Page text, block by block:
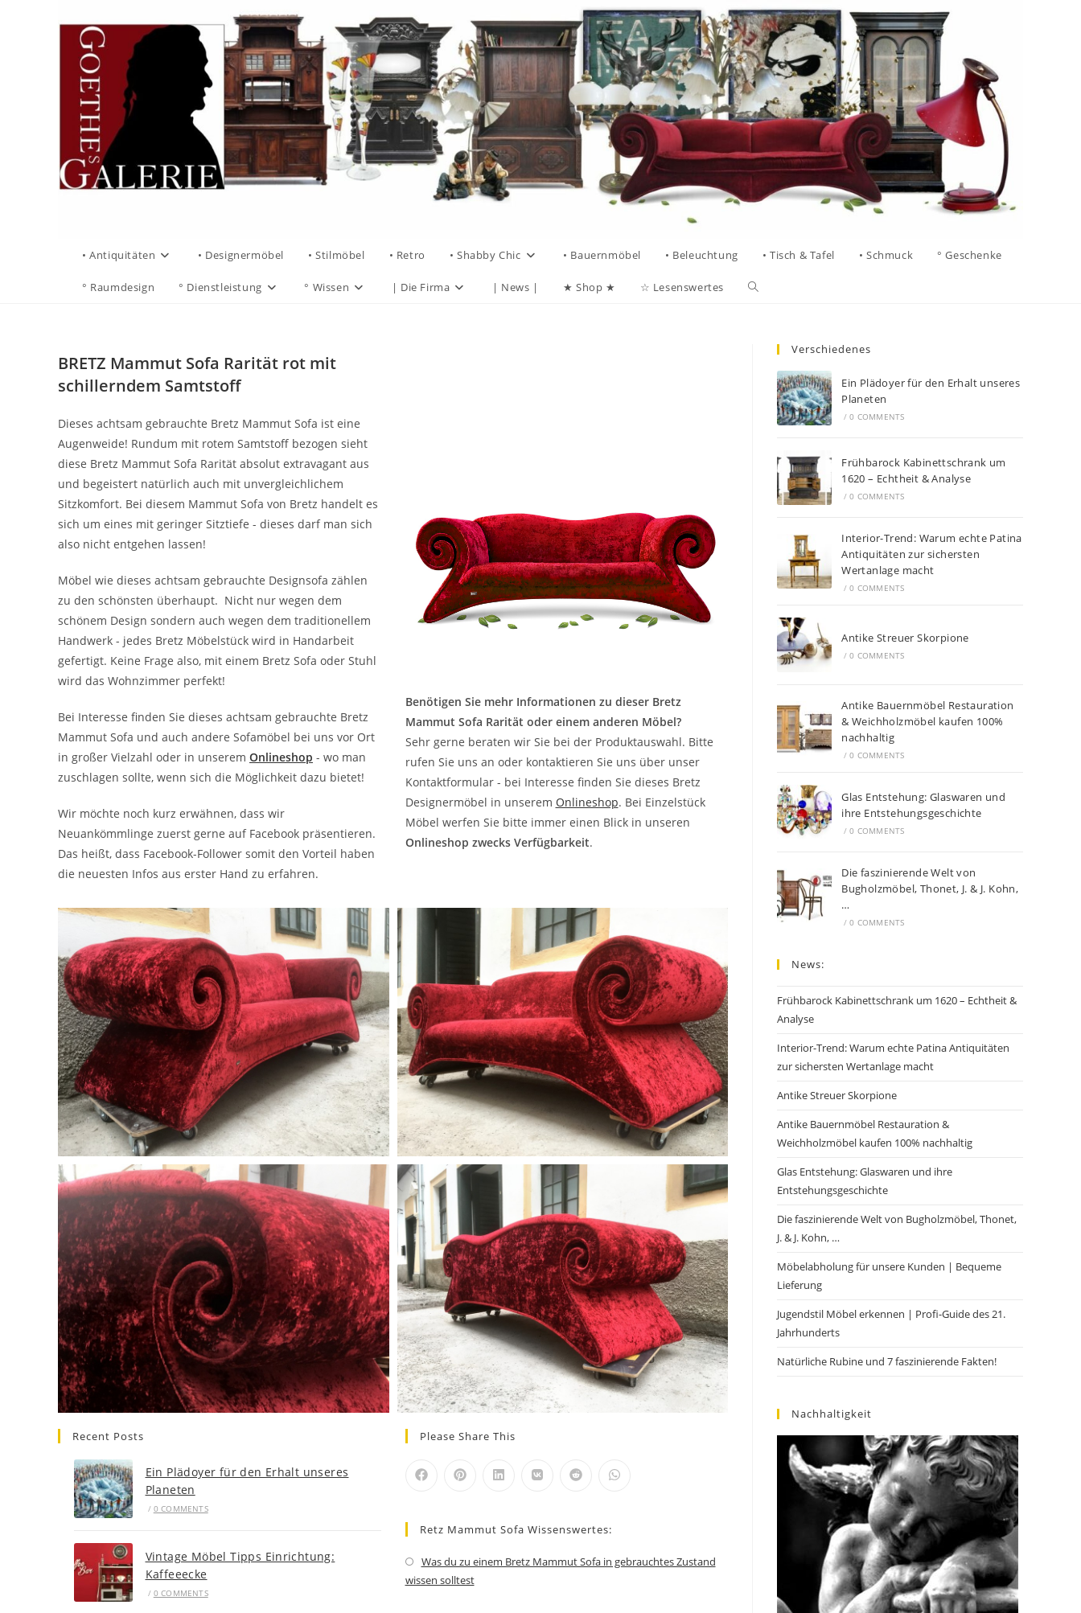
• Antiquitäten • Designermöbel • Stilmöbel • Retro • Shabby Chic • Bauernmöbel • Beleuchtung • Tisch & Tafel • Schmuck ° Geschenke
° Raumdesign ° Dienstleistung ° Wissen | Die Firma | News | ★ Shop ★ ☆ Lesenswertes
BRETZ Mammut Sofa Rarität rot mit
schillerndem Samtstoff
Dieses achtsam gebrauchte Bretz Mammut Sofa ist eine
Augenweide! Rundum mit rotem Samtstoff bezogen sieht
diese Bretz Mammut Sofa Rarität absolut extravagant aus
und begeistert natürlich auch mit unvergleichlichem
Sitzkomfort. Bei diesem Mammut Sofa von Bretz handelt es
sich um eines mit geringer Sitztiefe - dieses darf man sich
also nicht entgehen lassen!
Möbel wie dieses achtsam gebrauchte Designsofa zählen
zu den schönsten überhaupt. Nicht nur wegen dem
schönem Design sondern auch wegen dem traditionellem
Handwerk - jedes Bretz Möbelstück wird in Handarbeit
gefertigt. Keine Frage also, mit einem Bretz Sofa oder Stuhl
wird das Wohnzimmer perfekt!
Bei Interesse finden Sie dieses achtsam gebrauchte Bretz
Mammut Sofa und auch andere Sofamöbel bei uns vor Ort
in großer Vielzahl oder in unserem Onlineshop - wo man
zuschlagen sollte, wenn sich die Möglichkeit dazu bietet!
Wir möchte noch kurz erwähnen, dass wir
Neuankömmlinge zuerst gerne auf Facebook präsentieren.
Das heißt, dass Facebook-Follower somit den Vorteil haben
die neuesten Infos aus erster Hand zu erfahren.
Benötigen Sie mehr Informationen zu dieser Bretz
Mammut Sofa Rarität oder einem anderen Möbel?
Sehr gerne beraten wir Sie bei der Produktauswahl. Bitte
rufen Sie uns an oder kontaktieren Sie uns über unser
Kontaktformular - bei Interesse finden Sie dieses Bretz
Designermöbel in unserem Onlineshop. Bei Einzelstück
Möbel werfen Sie bitte immer einen Blick in unseren
Onlineshop zwecks Verfügbarkeit.
Recent Posts
Ein Plädoyer für den Erhalt unseres
Planeten
/ 0 COMMENTS
Vintage Möbel Tipps Einrichtung:
Kaffeeecke
/ 0 COMMENTS
Please Share This
Retz Mammut Sofa Wissenswertes:
Was du zu einem Bretz Mammut Sofa in gebrauchtes Zustand
wissen solltest
Verschiedenes
Ein Plädoyer für den Erhalt unseres
Planeten
/ 0 COMMENTS
Frühbarock Kabinettschrank um
1620 – Echtheit & Analyse
/ 0 COMMENTS
Interior-Trend: Warum echte Patina
Antiquitäten zur sichersten
Wertanlage macht
/ 0 COMMENTS
Antike Streuer Skorpione
/ 0 COMMENTS
Antike Bauernmöbel Restauration
& Weichholzmöbel kaufen 100%
nachhaltig
/ 0 COMMENTS
Glas Entstehung: Glaswaren und
ihre Entstehungsgeschichte
/ 0 COMMENTS
Die faszinierende Welt von
Bugholzmöbel, Thonet, J. & J. Kohn,
…
/ 0 COMMENTS
News:
Frühbarock Kabinettschrank um 1620 – Echtheit &
Analyse
Interior-Trend: Warum echte Patina Antiquitäten
zur sichersten Wertanlage macht
Antike Streuer Skorpione
Antike Bauernmöbel Restauration &
Weichholzmöbel kaufen 100% nachhaltig
Glas Entstehung: Glaswaren und ihre
Entstehungsgeschichte
Die faszinierende Welt von Bugholzmöbel, Thonet,
J. & J. Kohn, …
Möbelabholung für unsere Kunden | Bequeme
Lieferung
Jugendstil Möbel erkennen | Profi-Guide des 21.
Jahrhunderts
Natürliche Rubine und 7 faszinierende Fakten!
Nachhaltigkeit